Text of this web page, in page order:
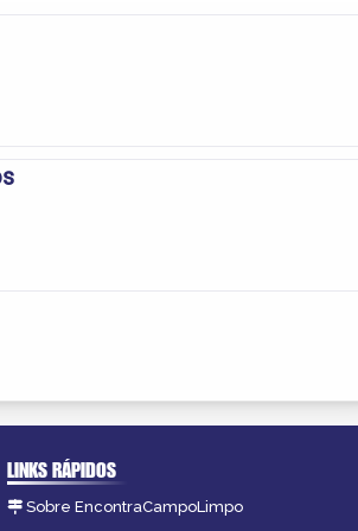
LINKS RÁPIDOS
Sobre EncontraCampoLimpo